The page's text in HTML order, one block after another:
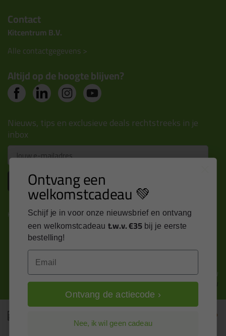
Contact
Kitcentrum B.V.
Alle contactgegevens >
Altijd op de hoogte blijven?
Nieuws, tips en exclusieve deals rechtstreeks in je
inbox
Email
Inschrijven
Kitcentrum is trots op:
Alle prijzen zijn in EURO en excl. 21% BTW
wijzig naar incl. BTW
Ontvang een
welkomstcadeau 💚
Schijf je in voor onze nieuwsbrief en ontvang
een welkomstcadeau t.w.v. €35 bij je eerste
bestelling!
Email
Ontvang de actiecode ›
Nee, ik wil geen cadeau